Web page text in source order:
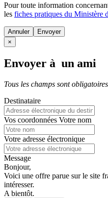
Pour toute information
les fiches pratiques du Ministère
Annuler
×
Envoyer à un ami
Tous les champs sont obligatoires
Destinataire
Vos coordonnées Votre nom
Votre adresse électronique
Message
Bonjour,
Voici une offre parue sur le site
intéresser.
A bientôt.